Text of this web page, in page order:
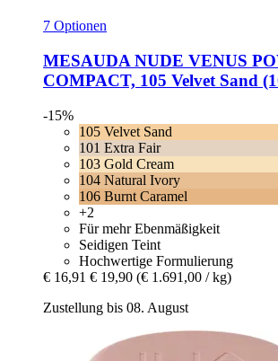
7 Optionen
MESAUDA NUDE VENUS
COMPACT, 105 Velvet Sand
-15%
105 Velvet Sand
101 Extra Fair
103 Gold Cream
104 Natural Ivory
106 Burnt Caramel
+2
Für mehr Ebenmäßigkeit
Seidigen Teint
Hochwertige Formulierung
€ 16,91 € 19,90 (€ 1.691,00 / kg)
Zustellung bis 08. August